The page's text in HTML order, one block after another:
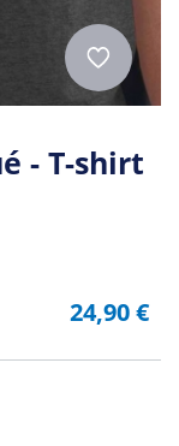
- T-shirt
24,90 €